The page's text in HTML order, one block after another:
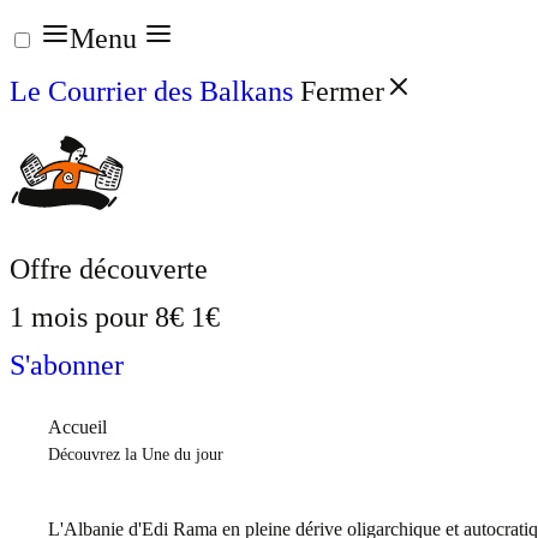
Aller
au
contenu
Menu
Le Courrier des Balkans Fermer
Offre découverte
1 mois pour 8€ 1€
S'abonner
Accueil
Découvrez la Une du jour
L'Albanie d'Edi Rama en pleine dérive oligarchique et